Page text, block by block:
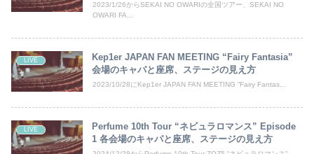
2023/1/26からSEKAI NO OWARIの全国ツアー、SEKAI NO
OWARI FA...
LIVE
Kep1er JAPAN FAN MEETING “Fairy Fantasia”
会場のキャパと座席、ステージの見え方
2023/10/28にKep1er JAPAN FAN MEETING “Fairy Fantas...
LIVE
Perfume 10th Tour “ネビュラロマンス” Episode
1 各会場のキャパと座席、ステージの見え方